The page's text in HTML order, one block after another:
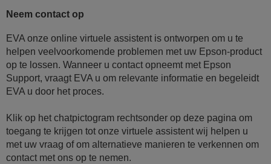
Neem contact op
EVA onze online virtuele assistent is ontworpen om u te
helpen veelvoorkomende problemen met uw Epson-product
op te lossen. Wanneer u contact opneemt met Epson
Support, vraagt EVA u om relevante informatie en begeleidt
EVA u door het proces.
Klik op het chatpictogram rechtsonder op deze pagina om
toegang te krijgen tot onze virtuele assistent wij helpen u
met uw vraag of om alternatieve manieren te verkennen om
contact met ons op te nemen.